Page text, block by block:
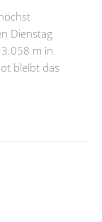
Dienstag
m in
bleibt das